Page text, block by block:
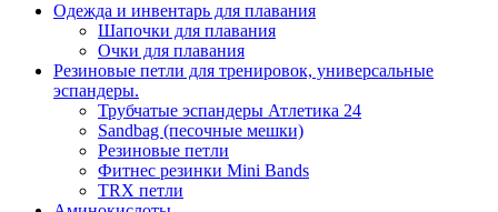
Одежда и инвентарь для плавания
Шапочки для плавания
Очки для плавания
Резиновые петли для тренировок, универсальные
эспандеры.
Трубчатые эспандеры Атлетика 24
Sandbag (песочные мешки)
Резиновые петли
Фитнес резинки Mini Bands
TRX петли